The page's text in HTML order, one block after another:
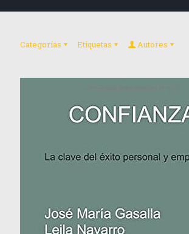
Categorías Etiquetas Autores